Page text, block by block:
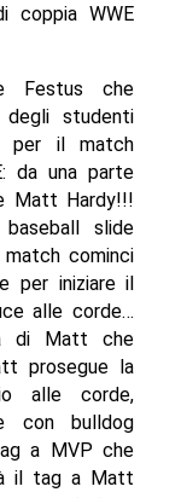
coppia WWE
Festus che
studenti
per il match
da una parte
Matt Hardy!!!
slide
cominci
per iniziare il
alle corde…
di Matt che
prosegue la
alle corde,
con bulldog
a MVP che
il tag a Matt